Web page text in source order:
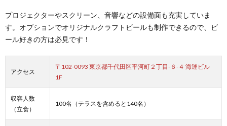
プロジェクターやスクリーン、音響などの設備面も充実していま
す。オプションでオリジナルクラフトビールも制作できるので、ビ
ール好きの方は必見です！
アクセス
〒102-0093 東京都千代田区平河町２丁目-６-４ 海運ビル
1F
収容人数
（立食）
100名（テラスを含めると140名）